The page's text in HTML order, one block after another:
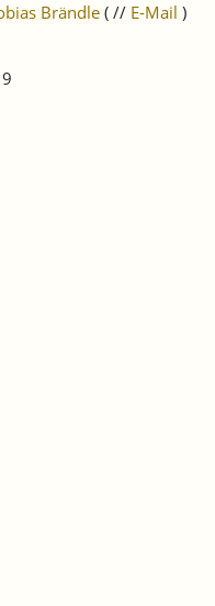
Brändle( // E-Mail )